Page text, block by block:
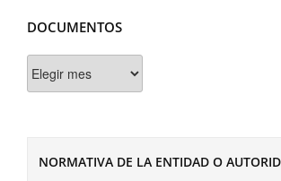
DOCUMENTOS
NORMATIVA DE LA ENTIDAD O